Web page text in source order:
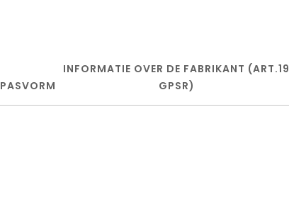
PASVORM
INFORMATIE OVER DE FABRIKANT (ART.19
GPSR)